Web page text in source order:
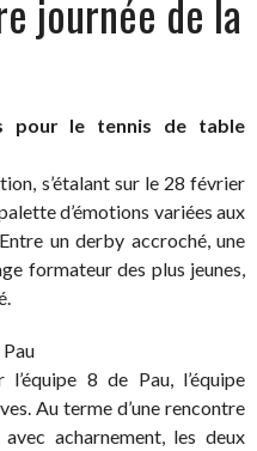
journée de la
pour le tennis de table
s’étalant sur le 28 février
d’émotions variées aux
un derby accroché, une
formateur des plus jeunes,
8 de Pau, l’équipe
Au terme d’une rencontre
acharnement, les deux